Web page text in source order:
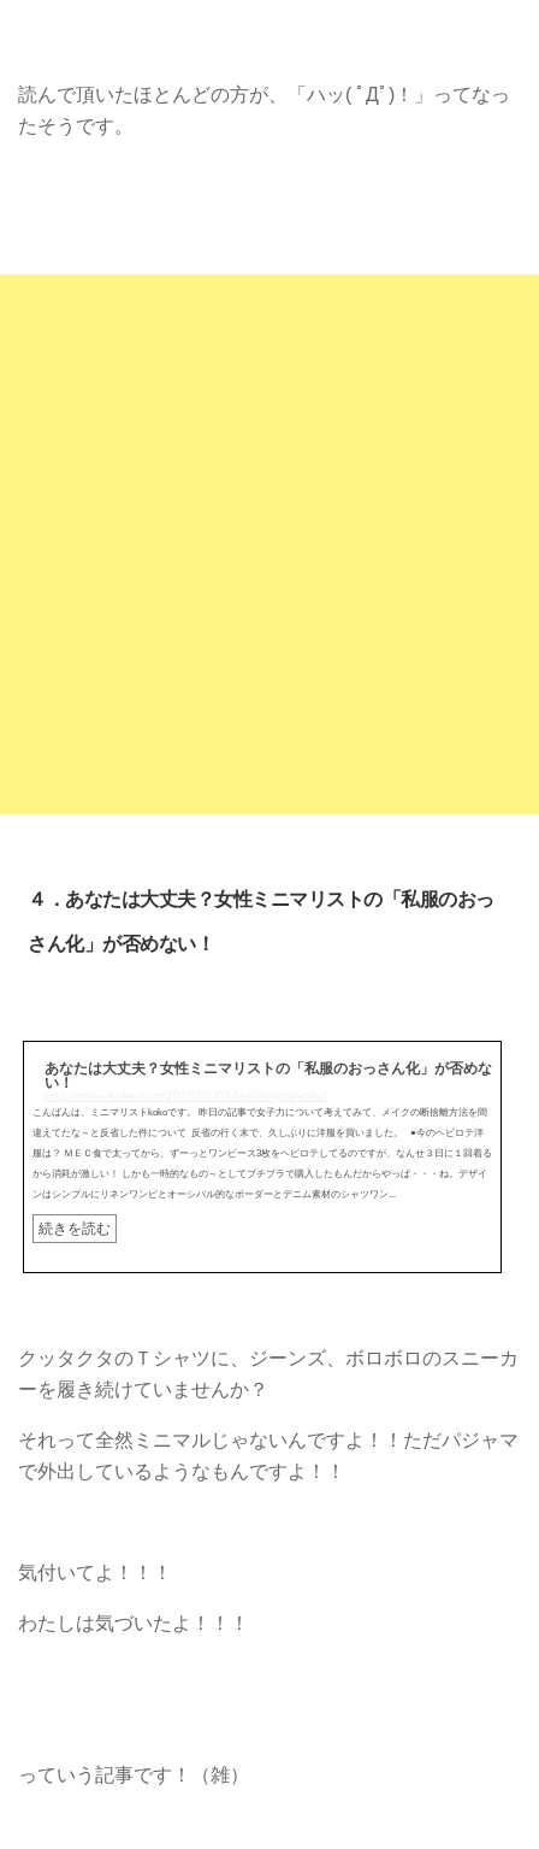
読んで頂いたほとんどの方が、「ハッ( ﾟДﾟ)！」ってなっ
たそうです。
４．あなたは大丈夫？女性ミニマリストの「私服のおっ
さん化」が否めない！
あなたは大丈夫？女性ミニマリストの「私服のおっさん化」が否めな
い！
こんばんは、ミニマリストkokoです。 昨日の記事で女子力について考えてみて、メイクの断捨離方法を間
違えてたな～と反省した件について 反省の行く末で、久しぶりに洋服を買いました。 ●今のヘビロテ洋
服は？ ＭＥＣ食で太ってから、ずーっとワンピース3枚をヘビロテしてるのですが、なんせ３日に１回着る
から消耗が激しい！ しかも一時的なもの～としてプチプラで購入したもんだからやっぱ・・・ね。デザイ
ンはシンプルにリネンワンピとオーシバル的なボーダーとデニム素材のシャツワン...
続きを読む
クッタクタのＴシャツに、ジーンズ、ボロボロのスニーカ
ーを履き続けていませんか？
それって全然ミニマルじゃないんですよ！！ただパジャマ
で外出しているようなもんですよ！！
気付いてよ！！！
わたしは気づいたよ！！！
っていう記事です！（雑）